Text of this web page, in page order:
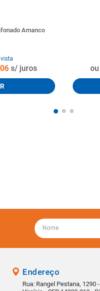
Amanco
06 s/ juros
Endereço
Rua: Rangel Pestana, 1290